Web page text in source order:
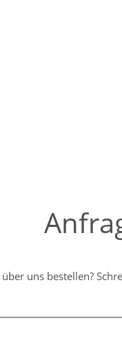
über uns bestellen?